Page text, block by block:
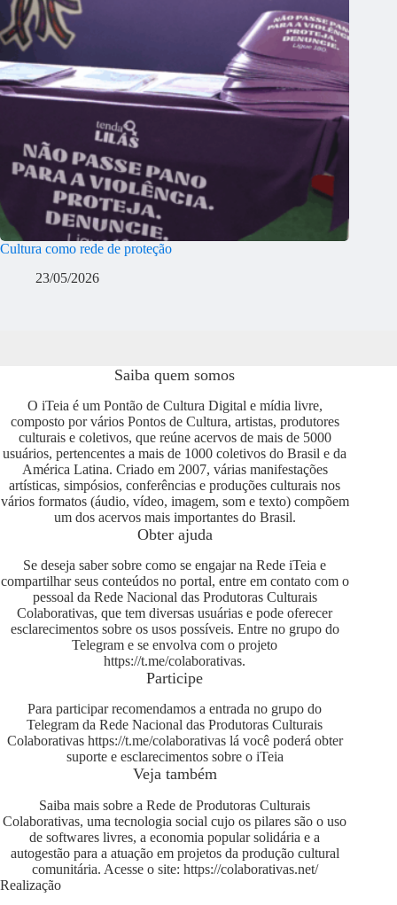
Cultura como rede de proteção
23/05/2026
Saiba quem somos
O iTeia é um Pontão de Cultura Digital e mídia livre,
composto por vários Pontos de Cultura, artistas, produtores
culturais e coletivos, que reúne acervos de mais de 5000
usuários, pertencentes a mais de 1000 coletivos do Brasil e da
América Latina. Criado em 2007, várias manifestações
artísticas, simpósios, conferências e produções culturais nos
vários formatos (áudio, vídeo, imagem, som e texto) compõem
um dos acervos mais importantes do Brasil.
Obter ajuda
Se deseja saber sobre como se engajar na Rede iTeia e
compartilhar seus conteúdos no portal, entre em contato com o
pessoal da Rede Nacional das Produtoras Culturais
Colaborativas, que tem diversas usuárias e pode oferecer
esclarecimentos sobre os usos possíveis. Entre no grupo do
Telegram e se envolva com o projeto
https://t.me/colaborativas.
Participe
Para participar recomendamos a entrada no grupo do
Telegram da Rede Nacional das Produtoras Culturais
Colaborativas https://t.me/colaborativaslá você poderá obter
suporte e esclarecimentos sobre o iTeia
Veja também
Saiba mais sobre a Rede de Produtoras Culturais
Colaborativas, uma tecnologia social cujo os pilares são o uso
de softwares livres, a economia popular solidária e a
autogestão para a atuação em projetos da produção cultural
comunitária. Acesse o site: https://colaborativas.net/
Realização